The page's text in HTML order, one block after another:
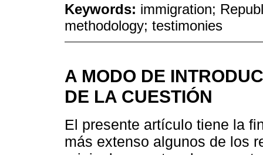
Keywords: immigration;
methodology; testimonies
A MODO DE
DE LA CUESTIÓN
El presente artículo tiene la
más extenso algunos de los